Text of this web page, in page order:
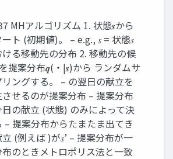
MHアルゴリズム 1. 状態𝒔から
ト (初期値)。 – e.g., 𝑠 = 状態𝑠
ける移動先の分布 2. 移動先の候
提案分布𝒒(・|𝒔)から ランダムサ
リングする。 – の翌日の献立を
せるのが提案分布 – 提案分布
日の献立 (状態) のみによって決
– 提案分布からたまたま出てき
立 (例えば )が𝑠’ – 提案分布が一
のときメトロポリス法と一致